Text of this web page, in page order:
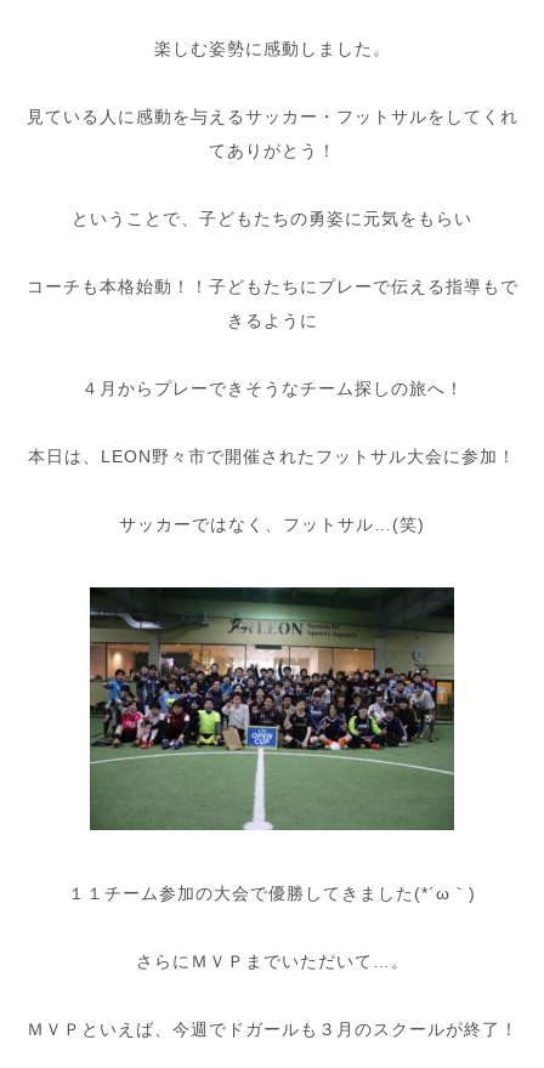
楽しむ姿勢に感動しました。
見ている人に感動を与えるサッカー・フットサルをしてくれ
てありがとう！
ということで、子どもたちの勇姿に元気をもらい
コーチも本格始動！！子どもたちにプレーで伝える指導もで
きるように
４月からプレーできそうなチーム探しの旅へ！
本日は、LEON野々市で開催されたフットサル大会に参加！
サッカーではなく、フットサル…(笑)
１１チーム参加の大会で優勝してきました(*´ω｀)
さらにＭＶＰまでいただいて…。
ＭＶＰといえば、今週でドガールも３月のスクールが終了！